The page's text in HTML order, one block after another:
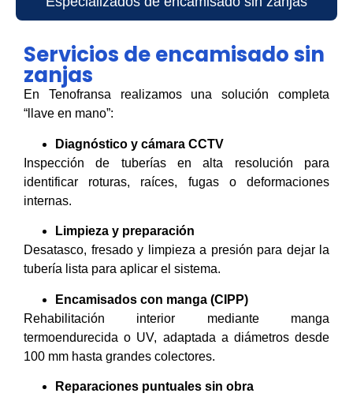
Servicios de encamisado sin
zanjas
En Tenofransa realizamos una solución completa
“llave en mano”:
Diagnóstico y cámara CCTV
Inspección de tuberías en alta resolución para
identificar roturas, raíces, fugas o deformaciones
internas.
Limpieza y preparación
Desatasco, fresado y limpieza a presión para dejar la
tubería lista para aplicar el sistema.
Encamisados con manga (CIPP)
Rehabilitación interior mediante manga
termoendurecida o UV, adaptada a diámetros desde
100 mm hasta grandes colectores.
Reparaciones puntuales sin obra